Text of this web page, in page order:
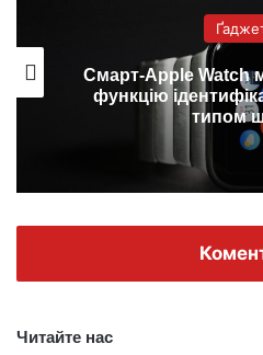
Ґаджети
Смарт-Apple Watch
функцію ідентифікації
типом шкіри
Читайте нас